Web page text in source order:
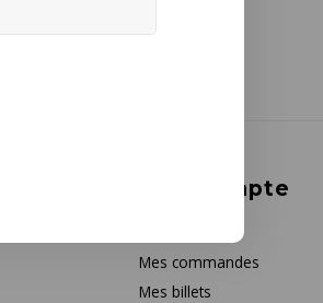
Mon compte
Mes commandes
Mes billets